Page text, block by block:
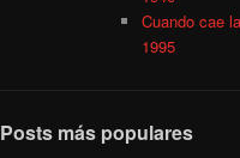
Cuando cae
1995
Posts más populares